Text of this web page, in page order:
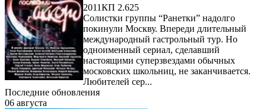
2011КП 2.625
Солистки группы “Ранетки” надолго
покинули Москву. Впереди длительный
международный гастрольный тур. Но
одноименный сериал, сделавший
настоящими суперзвездами обычных
московских школьниц, не заканчивается.
Любителей сер...
Последние обновления
06 августа